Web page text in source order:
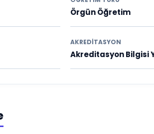
Örgün Öğretim
AKREDITASYON
Akreditasyon Bilgisi